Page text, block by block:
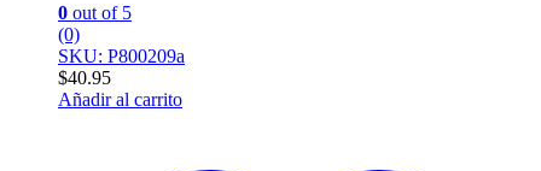
0 out of 5
(0)
SKU: P800209a
$40.95
Añadir al carrito